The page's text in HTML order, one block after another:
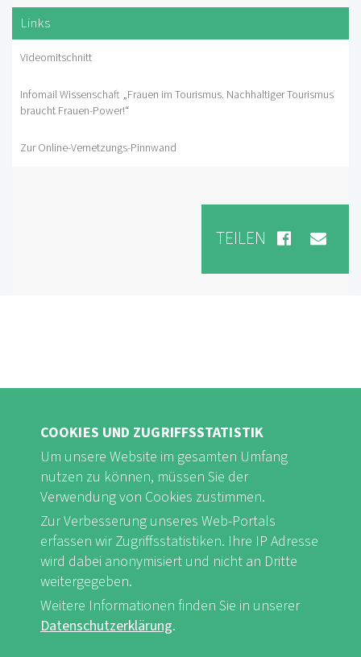
Links
Videomitschnitt
Infomail Wissenschaft „Frauen im Tourismus. Nachhaltiger Tourismus
braucht Frauen-Power!“
Zur Online-Vernetzungs-Pinnwand
TEILEN
FB Youtube Instagram
FUSSBEREICHSMENÜ
Impressum & Datenschutz nf-int.org
COOKIES UND ZUGRIFFSSTATISTIK
Um unsere Website im gesamten Umfang
nutzen zu können, müssen Sie der
Verwendung von Cookies zustimmen.
Zur Verbesserung unseres Web-Portals
erfassen wir Zugriffsstatistiken. Ihre IP Adresse
wird dabei anonymisiert und nicht an Dritte
weitergegeben.
Weitere Informationen finden Sie in unserer
Datenschutzerklärung.